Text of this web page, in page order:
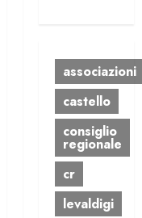
associazioni
castello
consiglio
regionale
cr
levaldigi